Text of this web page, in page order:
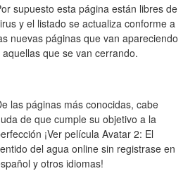
supuesto esta página están libres de
y el listado se actualiza conforme a
nuevas páginas que van apareciendo
aquellas que se van cerrando.
las páginas más conocidas, cabe
de que cumple su objetivo a la
¡Ver película Avatar 2: El
del agua online sin registrase en
y otros idiomas!